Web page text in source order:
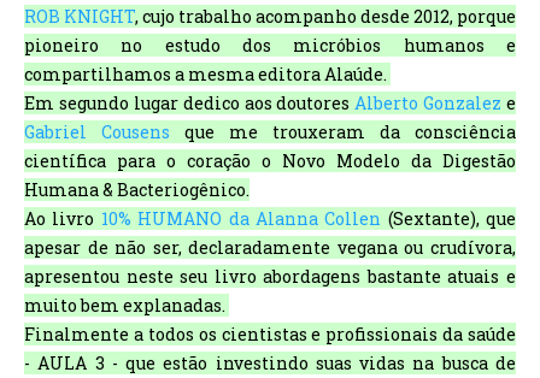
ROB KNIGHT, cujo trabalho acompanho desde 2012, porque
pioneiro no estudo dos micróbios humanos e
compartilhamos a mesma editora Alaúde.
Em segundo lugar dedico aos doutores Alberto Gonzalez e
Gabriel Cousens que me trouxeram da consciência
científica para o coração o Novo Modelo da Digestão
Humana & Bacteriogênico.
Ao livro 10% HUMANO da Alanna Collen (Sextante), que
apesar de não ser, declaradamente vegana ou crudívora,
apresentou neste seu livro abordagens bastante atuais e
muito bem explanadas.
Finalmente a todos os cientistas e profissionais da saúde
- AULA 3 - que estão investindo suas vidas na busca de